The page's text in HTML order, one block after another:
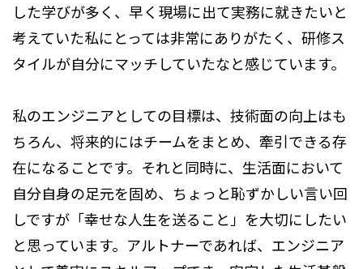
した学びが多く、早く現場に出て実務に就きたいと
考えていた私にとっては非常にありがたく、研修ス
タイルが自分にマッチしていたなと感じています。
私のエンジニアとしての目標は、技術面の向上はも
ちろん、将来的にはチームをまとめ、牽引できる存
在になることです。それと同時に、生活面において
自分自身の足元を固め、ちょっと恥ずかしい言い回
しですが「幸せな人生を送ること」を大切にしたい
と思っています。アルトナーであれば、エンジニア